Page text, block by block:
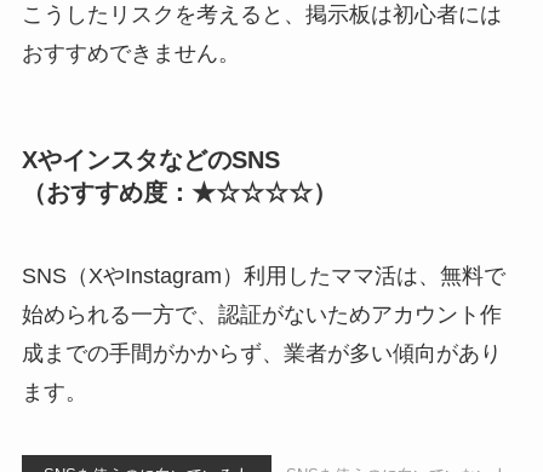
こうしたリスクを考えると、掲示板は初心者には
おすすめできません。
XやインスタなどのSNS
（おすすめ度：★☆☆☆☆）
SNS（XやInstagram）利用したママ活は、無料で
始められる一方で、認証がないためアカウント作
成までの手間がかからず、業者が多い傾向があり
ます。